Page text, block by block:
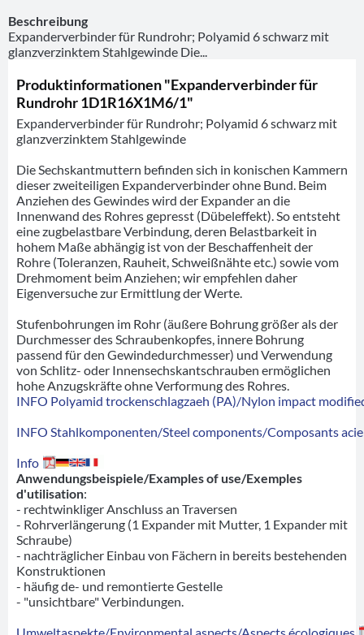
Beschreibung
Expanderverbinder für Rundrohr; Polyamid 6 schwarz mit
glanzverzinktem Stahlgewinde Die...
Produktinformationen "Expanderverbinder für
Rundrohr 1D1R16X1M6/1"
Expanderverbinder für Rundrohr; Polyamid 6 schwarz mit
glanzverzinktem Stahlgewinde
Die Sechskantmuttern befinden sich in konischen Kammern
dieser zweiteiligen Expanderverbinder ohne Bund. Beim
Anziehen des Gewindes wird der Expander an die
Innenwand des Rohres gepresst (Dübeleffekt). So entsteht
eine zugbelastbare Verbindung, deren Belastbarkeit in
hohem Maße abhängig ist von der Beschaffenheit der
Rohre (Toleranzen, Rauheit, Schweißnähte etc.) sowie vom
Drehmoment beim Anziehen; wir empfehlen daher
Eigenversuche zur Ermittlung der Werte.
Stufenbohrungen im Rohr (äußere Bohrung größer als der
Durchmesser des Schraubenkopfes, innere Bohrung
passend für den Gewindedurchmesser) und Verwendung
von Schlitz- oder Innensechskantschrauben ermöglichen
hohe Anzugskräfte ohne Verformung des Rohres.
INFO Polyamid trockenschlagzaeh (PA)/Nylon impact
INFO Stahlkomponenten/Steel components/Composants
Info
Anwendungsbeispiele/Examples of use/Exemples
d'utilisation:
- rechtwinkliger Anschluss an Traversen
- Rohrverlängerung (1 Expander mit Mutter, 1 Expander mit
Schraube)
- nachträglicher Einbau von Fächern in bereits bestehenden
Konstruktionen
- häufig de- und remontierte Gestelle
- "unsichtbare" Verbindungen.